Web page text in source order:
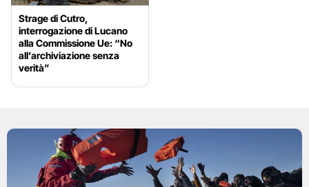
Strage di Cutro,
interrogazione di Lucano
alla Commissione Ue: “No
all’archiviazione senza
verità”